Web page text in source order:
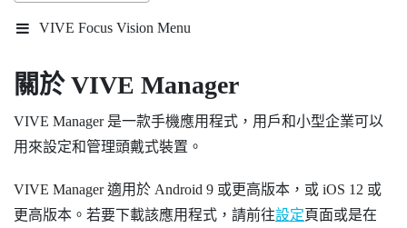
VIVE Focus Vision Menu
關於VIVE Manager
VIVE Manager是一款手機應用程式，用戶和小型企業可以
用來設定和管理頭戴式裝置。
VIVE Manager適用於 Android 9 或更高版本，或 iOS 12 或
更高版本。若要下載該應用程式，請前往設定頁面或是在